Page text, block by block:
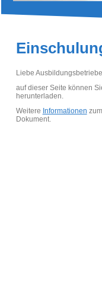
Liebe
auf dieser Seite können
herunterladen.
Weitere Informationen
Dokument.